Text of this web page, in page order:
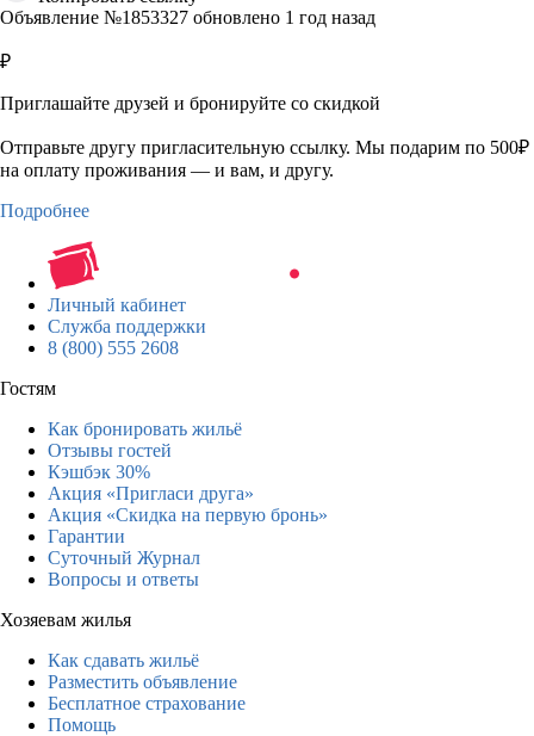
Объявление №1853327 обновлено 1 год назад
₽
Приглашайте друзей и бронируйте со скидкой
Отправьте другу пригласительную ссылку. Мы подарим по 500₽
на оплату проживания — и вам, и другу.
Подробнее
Личный кабинет
Служба поддержки
8 (800) 555 2608
Гостям
Как бронировать жильё
Отзывы гостей
Кэшбэк 30%
Акция «Пригласи друга»
Акция «Скидка на первую бронь»
Гарантии
Суточный Журнал
Вопросы и ответы
Хозяевам жилья
Как сдавать жильё
Разместить объявление
Бесплатное страхование
Помощь